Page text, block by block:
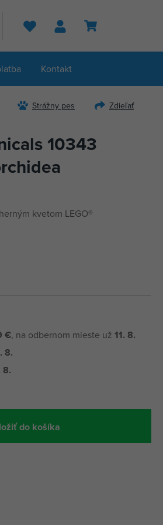
Hľadať
Kontakt
Strážny pes Zdieľať
10343
kvetom LEGO®
€, na odbernom mieste už 11. 8.
8.
8.
do košíka